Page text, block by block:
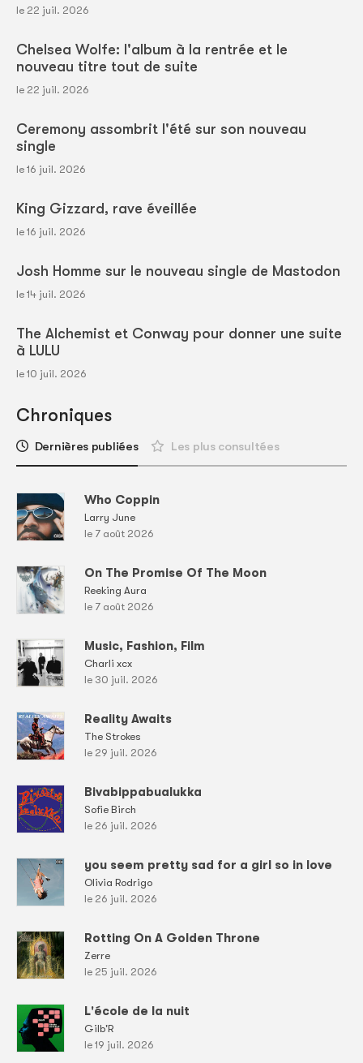
le 22 juil. 2026
Chelsea Wolfe: l'album à la rentrée et le
nouveau titre tout de suite
le 22 juil. 2026
Ceremony assombrit l'été sur son nouveau
single
le 16 juil. 2026
King Gizzard, rave éveillée
le 16 juil. 2026
Josh Homme sur le nouveau single de Mastodon
le 14 juil. 2026
The Alchemist et Conway pour donner une suite
à LULU
le 10 juil. 2026
Chroniques
Dernières publiées Les plus consultées
Who Coppin
Larry June
le 7 août 2026
On The Promise Of The Moon
Reeking Aura
le 7 août 2026
Music, Fashion, Film
Charli xcx
le 30 juil. 2026
Reality Awaits
The Strokes
le 29 juil. 2026
Bivabippabualukka
Sofie Birch
le 26 juil. 2026
you seem pretty sad for a girl so in love
Olivia Rodrigo
le 26 juil. 2026
Rotting On A Golden Throne
Zerre
le 25 juil. 2026
L'école de la nuit
Gilb'R
le 19 juil. 2026